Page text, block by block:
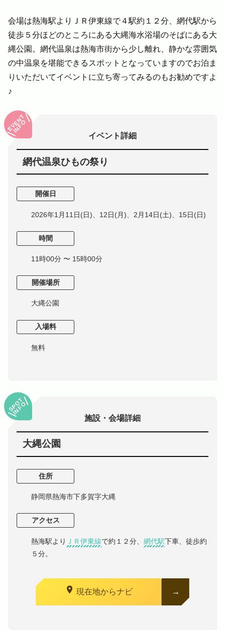
会場は熱海駅よりＪＲ伊東線で４駅約１２分、網代駅から
徒歩５分ほどのところにある大縄海水浴場のそばにある大
縄公園。網代温泉は熱海市街から少し離れ、静かな雰囲気
の中温泉を堪能できるスポットとなっていますのでお泊ま
りいただいてイベントに立ち寄ってみるのもお勧めですよ
♪
EVENT
INFO
イベント詳細
網代温泉ひもの祭り
開催日
2026年1月11日(日)、12日(月)、2月14日(土)、15日(日)
時間
11時00分 〜 15時00分
開催場所
大縄公園
入場料
無料
SPOT
INFO
施設・会場詳細
大縄公園
住所
静岡県熱海市下多賀字大縄
アクセス
熱海駅より ＪＲ伊東線で約１２分、 網代駅下車、徒歩約
５分。
location_on 現在地からナビ